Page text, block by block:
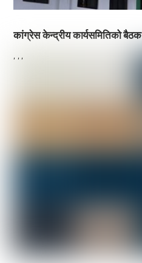
कांग्रेस केन्द्रीय कार्यसमितिको
, , ,